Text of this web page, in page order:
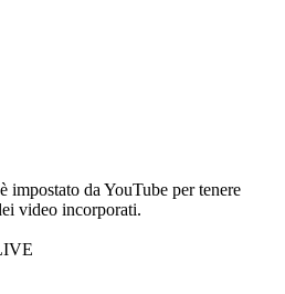
impostato da YouTube per tenere
video incorporati.